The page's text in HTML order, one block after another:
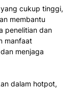
cukup tinggi,
membantu
penelitian dan
manfaat
menjaga
dalam hotpot,